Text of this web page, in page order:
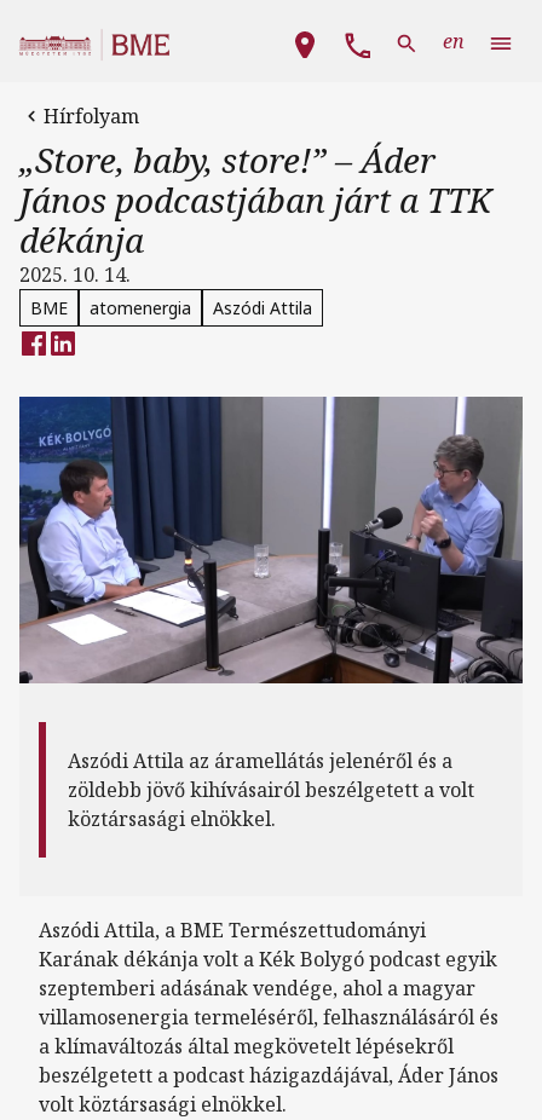
Fő navigáció
en
Hírfolyam
„Store, baby, store!” – Áder
János podcastjában járt a TTK
dékánja
2025. 10. 14.
BME atomenergia Aszódi Attila
Aszódi Attila az áramellátás jelenéről és a
zöldebb jövő kihívásairól beszélgetett a volt
köztársasági elnökkel.
Aszódi Attila, a BME Természettudományi
Karának dékánja volt a Kék Bolygó podcast egyik
szeptemberi adásának vendége, ahol a magyar
villamosenergia termeléséről, felhasználásáról és
a klímaváltozás által megkövetelt lépésekről
beszélgetett a podcast házigazdájával, Áder János
volt köztársasági elnökkel.